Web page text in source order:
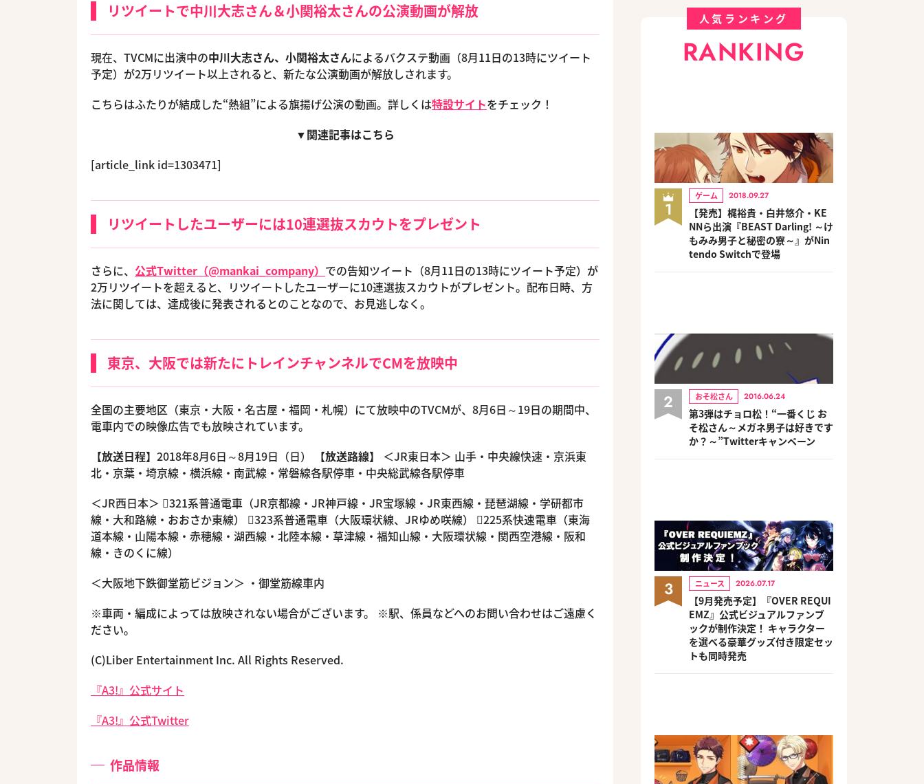
リツイートで中川大志さん＆小関裕太さんの公演動画が解放
現在、TVCMに出演中の中川大志さん、小関裕太さんによるバクステ動画（8月11日の13時にツイート
予定）が2万リツイート以上されると、新たな公演動画が解放しされます。
こちらはふたりが結成した“熱組”による旗揚げ公演の動画。詳しくは特設サイトをチェック！
▼関連記事はこちら
[article_link id=1303471]
リツイートしたユーザーには10連選抜スカウトをプレゼント
さらに、 公式Twitter（@mankai_company） での告知ツイート（8月11日の13時にツイート予定）が
2万リツイートを超えると、リツイートしたユーザーに10連選抜スカウトがプレゼント。配布日時、方
法に関しては、達成後に発表されるとのことなので、お見逃しなく。
東京、大阪では新たにトレインチャンネルでCMを放映中
全国の主要地区（東京・大阪・名古屋・福岡・札幌）にて放映中のTVCMが、8月6日～19日の期間中、
電車内での映像広告でも放映されています。
【放送日程】 2018年8月6日～8月19日（日） 【放送路線】
＜JR東日本＞ 山手・中央線快速・京浜東
北・京葉・埼京線・横浜線・南武線・常磐線各駅停車・中央総武線各駅停車
＜JR西日本＞ 321系普通電車（JR京都線・JR神戸線・JR宝塚線・JR東西線・琵琶湖線・学研都市
線・大和路線・おおさか東線） 323系普通電車（大阪環状線、JRゆめ咲線） 225系快速電車（東海
道本線・山陽本線・赤穂線・湖西線・北陸本線・草津線・福知山線・大阪環状線・関西空港線・阪和
線・きのくに線）
＜大阪地下鉄御堂筋ビジョン＞ ・御堂筋線車内
※車両・編成によっては放映されない場合がございます。 ※駅、係員などへのお問い合わせはご遠慮く
ださい。
(C)Liber Entertainment Inc. All Rights Reserved.
『A3!』公式サイト
『A3!』公式Twitter
作品情報
人気ランキング
RANKING
1
ゲーム 2018.09.27
【発売】梶裕貴・白井悠介・KE
NNら出演『BEAST Darling! ～け
もみみ男子と秘密の寮～』がNin
tendo Switchで登場
2 おそ松さん 2016.06.24
第3弾はチョロ松！“一番くじ お
そ松さん～メガネ男子は好きです
か？～”Twitterキャンペーン
3 ニュース 2026.07.17
【9月発売予定】『OVER REQUI
EMZ』公式ビジュアルファンブ
ックが制作決定！ キャラクター
を選べる豪華グッズ付き限定セッ
トも同時発売